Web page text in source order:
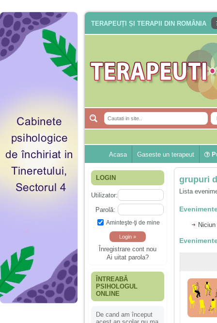
TERAPEUȚI ȘI TERAPII DIN ROMÂNIA
Acasa Gaseste un terapeut
LOGIN
Utilizator:
Parolă:
Aminteşte-ţi de mine
Înregistrare cont nou
Ai uitat parola?
ÎNTREABĂ
PSIHOLOGUL
ONLINE
De cand am început
grupuri
Lista